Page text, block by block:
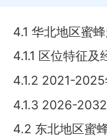
4.1 华北地区蜜
4.1.1 区位特征及
4.1.2 2021-
4.1.3 2026-
4.2 东北地区蜜